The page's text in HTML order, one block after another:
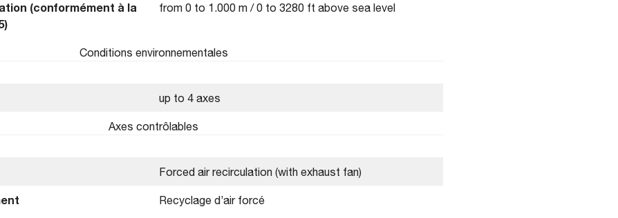
(conformément à la
from 0 to 1.000 m / 0 to 3280 ft above sea level
Conditions environnementales
up to 4 axes
Axes contrôlables
Forced air recirculation (with exhaust fan)
Recyclage d’air forcé